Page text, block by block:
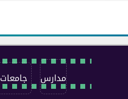
مدارس جامعات